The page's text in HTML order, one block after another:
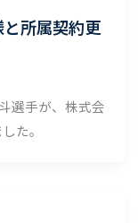
所属契約更
選手が、株式会
た。